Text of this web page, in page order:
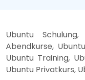
Ubuntu
Abendkurse,
Ubuntu Training,
Ubuntu Privatkurs,